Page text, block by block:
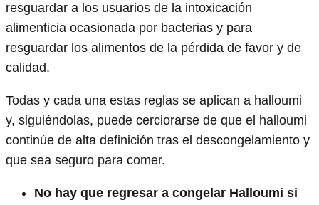
resguardar a los usuarios de la intoxicación
alimenticia ocasionada por bacterias y para
resguardar los alimentos de la pérdida de favor y de
calidad.
Todas y cada una estas reglas se aplican a halloumi
y, siguiéndolas, puede cerciorarse de que el halloumi
continúe de alta definición tras el descongelamiento y
que sea seguro para comer.
No hay que regresar a congelar Halloumi si